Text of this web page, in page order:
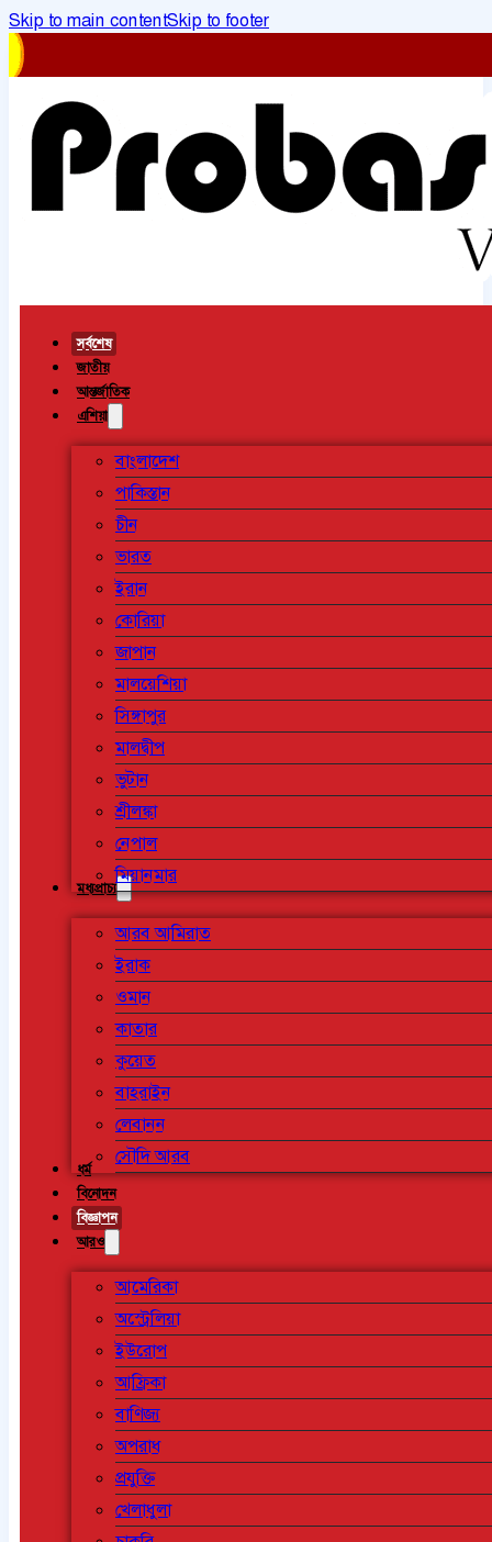
Skip to main contentSkip to footer
সর্বশেষ
জাতীয়
আন্তর্জাতিক
এশিয়া
বাংলাদেশ
পাকিস্তান
চীন
ভারত
ইরান
কোরিয়া
জাপান
মালয়েশিয়া
সিঙ্গাপুর
মালদ্বীপ
ভুটান
শ্রীলঙ্কা
নেপাল
মিয়ানমার
মধ্যপ্রাচ্য
আরব আমিরাত
ইরাক
ওমান
কাতার
কুয়েত
বাহরাইন
লেবানন
সৌদি আরব
ধর্ম
বিনোদন
বিজ্ঞাপন
আরও
আমেরিকা
অস্ট্রেলিয়া
ইউরোপ
আফ্রিকা
বাণিজ্য
অপরাধ
প্রযুক্তি
খেলাধুলা